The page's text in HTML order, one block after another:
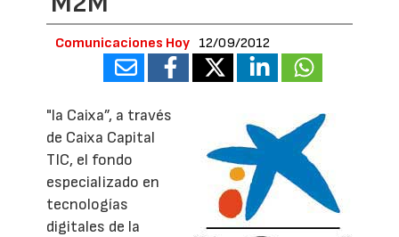
Comunicaciones Hoy 12/09/2012
"la Caixa”, a través
de Caixa Capital
TIC, el fondo
especializado en
tecnologías
digitales de la